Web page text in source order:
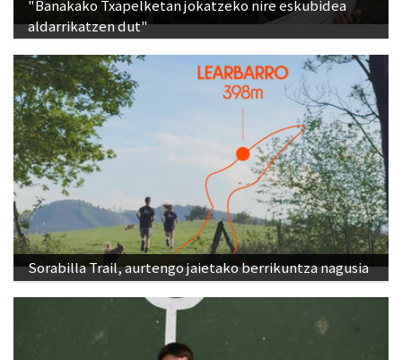
"Banakako Txapelketan jokatzeko nire eskubidea
aldarrikatzen dut"
Sorabilla Trail, aurtengo jaietako berrikuntza nagusia